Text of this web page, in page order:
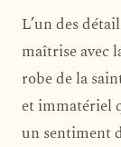
L’un des
maîtrise avec
robe de la
et immatériel
un sentiment